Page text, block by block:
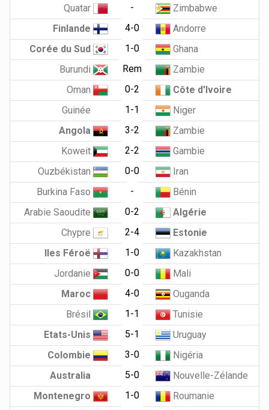
Quatar
-
Zimbabwe
Finlande
4-0
Andorre
Corée du Sud
1-0
Ghana
Burundi
Rem
Zambie
Oman
0-2
Côte d'Ivoire
Guinée
1-1
Niger
Angola
3-2
Zambie
Koweit
2-2
Gambie
Ouzbékistan
0-0
Iran
Burkina Faso
-
Bénin
Arabie Saoudite
0-2
Algérie
Chypre
2-4
Estonie
Iles Féroë
1-0
Kazakhstan
Jordanie
0-0
Mali
Maroc
4-0
Ouganda
Brésil
1-1
Tunisie
Etats-Unis
5-1
Uruguay
Colombie
3-0
Nigéria
Australia
5-0
Nouvelle-Zélande
Montenegro
1-0
Roumanie